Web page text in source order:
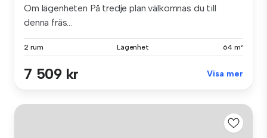
Om lägenheten På tredje plan välkomnas du till
denna fräs...
2 rum Lägenhet 64 m²
7 509 kr Visa mer